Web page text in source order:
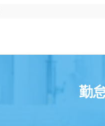
勤